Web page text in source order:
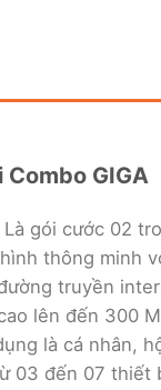
Combo GIGA
Là gói cước 02
thông minh
truyền
lên đến 300
là cá nhân,
03 đến 07 thiết